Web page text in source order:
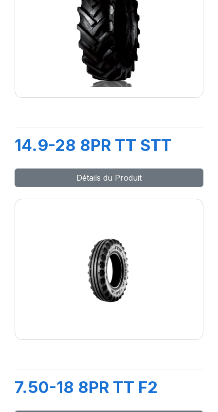
14.9-28 8PR TT STT
Détails du Produit
7.50-18 8PR TT F2